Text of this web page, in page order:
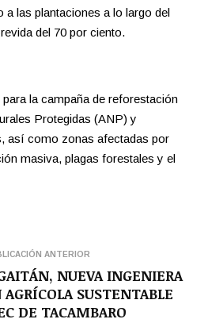
a las plantaciones a lo largo del
del 70 por ciento.
la campaña de reforestación
Protegidas (ANP) y
así como zonas afectadas por
masiva, plagas forestales y el
ANTERIOR
NUEVA INGENIERA
SUSTENTABLE
DE TACAMBARO